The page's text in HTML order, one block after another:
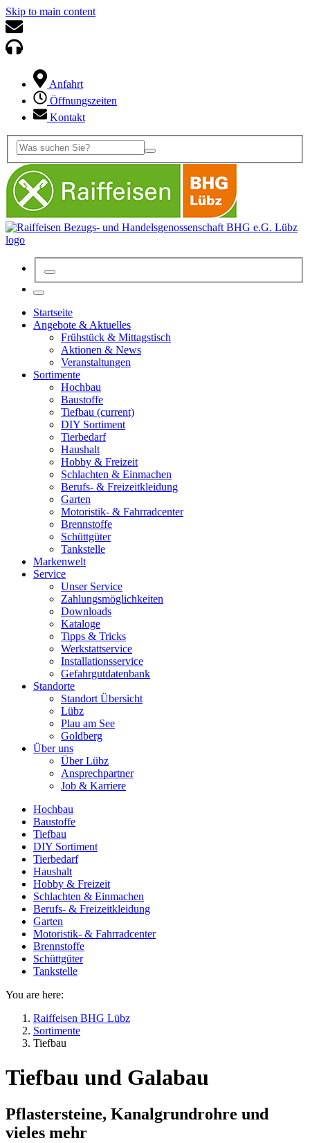
Skip to main content
Anfahrt
Öffnungszeiten
Kontakt
Startseite
Angebote & Aktuelles
Frühstück & Mittagstisch
Aktionen & News
Veranstaltungen
Sortimente
Hochbau
Baustoffe
Tiefbau (current)
DIY Sortiment
Tierbedarf
Haushalt
Hobby & Freizeit
Schlachten & Einmachen
Berufs- & Freizeitkleidung
Garten
Motoristik- & Fahrradcenter
Brennstoffe
Schüttgüter
Tankstelle
Markenwelt
Service
Unser Service
Zahlungsmöglichkeiten
Downloads
Kataloge
Tipps & Tricks
Werkstattservice
Installationsservice
Gefahrgutdatenbank
Standorte
Standort Übersicht
Lübz
Plau am See
Goldberg
Über uns
Über Lübz
Ansprechpartner
Job & Karriere
Hochbau
Baustoffe
Tiefbau
DIY Sortiment
Tierbedarf
Haushalt
Hobby & Freizeit
Schlachten & Einmachen
Berufs- & Freizeitkleidung
Garten
Motoristik- & Fahrradcenter
Brennstoffe
Schüttgüter
Tankstelle
You are here:
Raiffeisen BHG Lübz
Sortimente
Tiefbau
Tiefbau und Galabau
Pflastersteine, Kanalgrundrohre und
vieles mehr